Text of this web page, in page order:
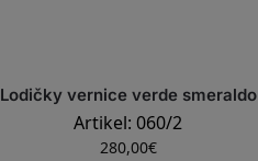
Lodičky vernice verde smeraldo
Artikel: 060/2
280,00€